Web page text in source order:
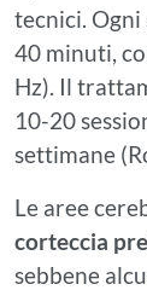
tecnici. Ogni
40 minuti,
Hz). Il
10-20
settimane
Le aree
corteccia
sebbene